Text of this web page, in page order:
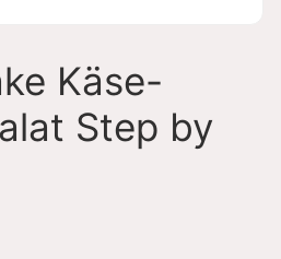
Käse-
Step by